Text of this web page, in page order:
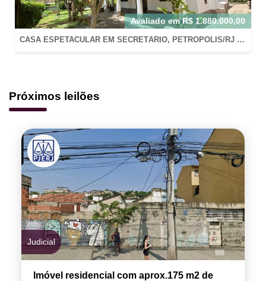
Avaliado emR$ 1.880.000,00
CASA ESPETACULAR EM SECRETÁRIO, PETRÓPOLIS/RJ COM AT: 800M2 E AC: 220M2 EM CONDOMÍNIO FECHADO
Próximos leilões
Judicial
Imóvel residencial com aprox.175 m2 de